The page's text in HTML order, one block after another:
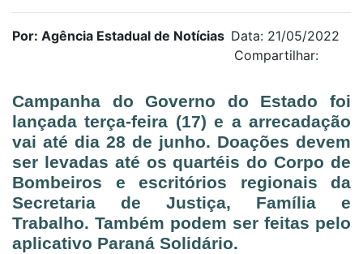
Por: Agência Estadual de Notícias Data: 21/05/2022
Compartilhar:
Campanha do Governo do Estado foi
lançada terça-feira (17) e a arrecadação
vai até dia 28 de junho. Doações devem
ser levadas até os quartéis do Corpo de
Bombeiros e escritórios regionais da
Secretaria de Justiça, Família e
Trabalho. Também podem ser feitas pelo
aplicativo Paraná Solidário.